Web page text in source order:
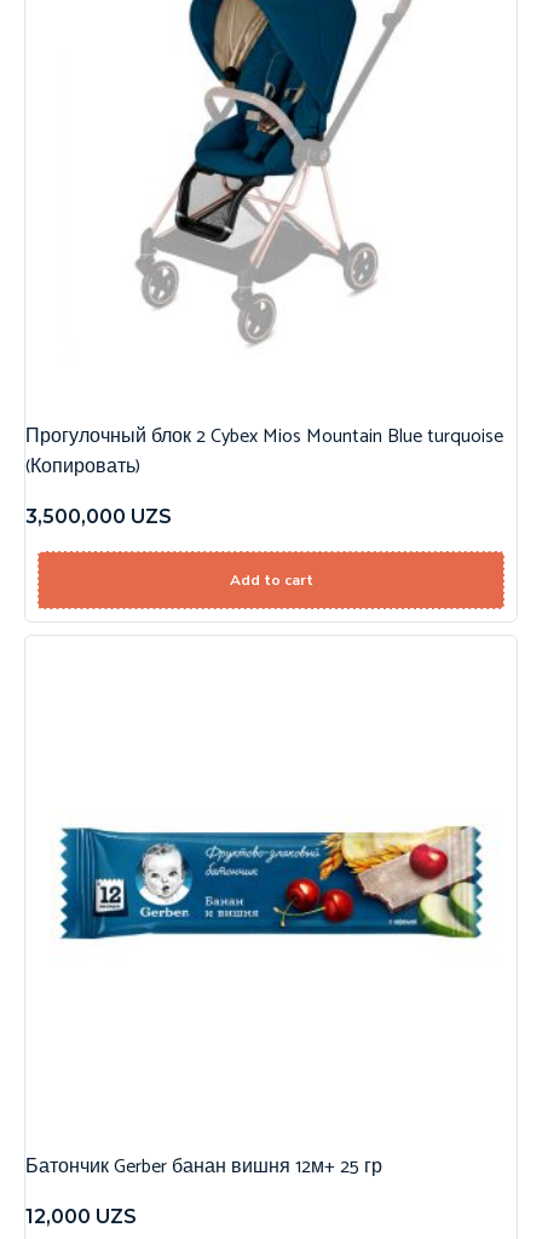
Прогулочный блок 2 Cybex Mios Mountain Blue turquoise
(Копировать)
3,500,000 UZS
Add to cart
Батончик Gerber банан вишня 12м+ 25 гр
12,000 UZS